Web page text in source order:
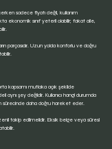
sadece fiyatı değil, kullanım
ekonomik sınıf yeterli olabilir; fakat aile,
parçasıdır. Uzun yolda konforlu ve doğru
kapsamı mutlaka açık şekilde
şey değildir. Kullanıcı hangi durumda
sürecinde daha doğru hareket eder.
takip edilmelidir. Eksik belge veya süresi